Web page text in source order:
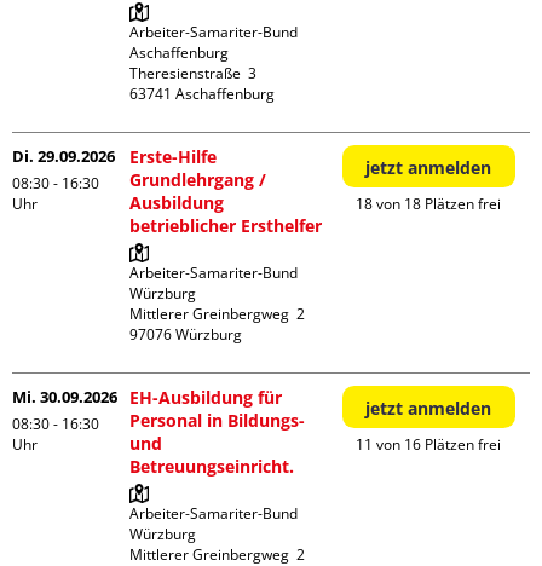
Arbeiter-Samariter-Bund
Aschaffenburg
Theresienstraße  3
Di. 29.09.2026
08:30 - 16:30
Uhr
Erste-Hilfe
Grundlehrgang /
Ausbildung
betrieblicher Ersthelfer
Arbeiter-Samariter-Bund
Würzburg
Mittlerer Greinbergweg  2
jetzt anmelden
18 von 18 Plätzen frei
Mi. 30.09.2026
08:30 - 16:30
Uhr
EH-Ausbildung für
Personal in Bildungs-
und
Betreuungseinricht.
Arbeiter-Samariter-Bund
Würzburg
Mittlerer Greinbergweg  2
jetzt anmelden
11 von 16 Plätzen frei